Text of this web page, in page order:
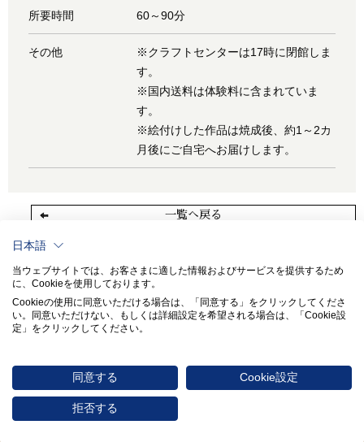
所要時間 60～90分
その他
※クラフトセンターは17時に閉館しま
す。
※国内送料は体験料に含まれていま
す。
※絵付けした作品は焼成後、約1～2カ
月後にご自宅へお届けします。
一覧へ戻る
〒451-8501 愛知県名古屋市西区則武新町3-1-36
0570-017114
日本語
当ウェブサイトでは、お客さまに適した情報およびサービスを提供するため
に、Cookieを使用しております。
Cookieの使用に同意いただける場合は、「同意する」をクリックしてくださ
い。​同意いただけない、もしくは詳細設定を希望される場合は、「Cookie設
定」をクリックしてください。​
同意する Cookie設定
拒否する